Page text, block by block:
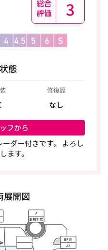
3
態
修復歴
なし
フから
ダー付きです。 よろし
ます。
展開図
A
車検対応
BP悪
A2